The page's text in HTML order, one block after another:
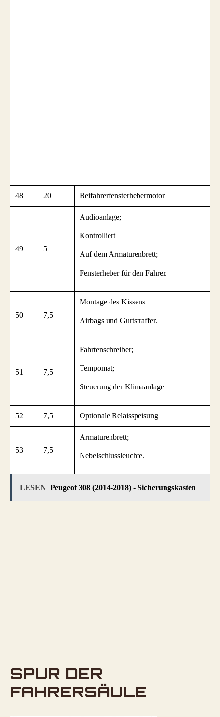
48 20 Beifahrerfensterhebermotor
49 5
Audioanlage;
Kontrolliert
Auf dem Armaturenbrett;
Fensterheber für den Fahrer.
50 7,5
Montage des Kissens
Airbags und Gurtstraffer.
51 7,5
Fahrtenschreiber;
Tempomat;
Steuerung der Klimaanlage.
52 7,5 Optionale Relaisspeisung
53 7,5
Armaturenbrett;
Nebelschlussleuchte.
LESEN Peugeot 308 (2014-2018) - Sicherungskasten
SPUR DER
FAHRERSÄULE